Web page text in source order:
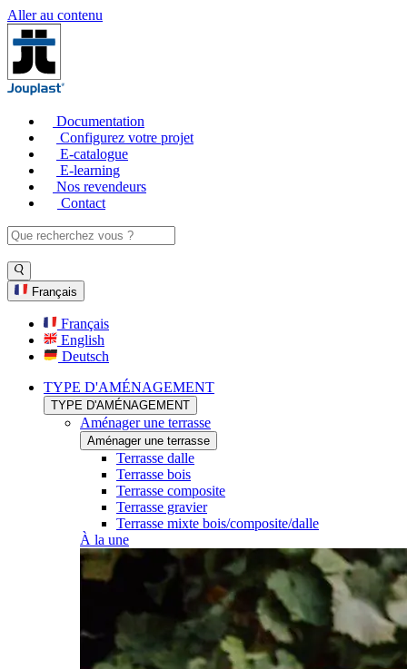
Aller au contenu
Documentation
Configurez votre projet
E-catalogue
E-learning
Nos revendeurs
Contact
Français
Français
English
Deutsch
TYPE D'AMÉNAGEMENT
TYPE D'AMÉNAGEMENT
Aménager une terrasse
Aménager une terrasse
Terrasse dalle
Terrasse bois
Terrasse composite
Terrasse gravier
Terrasse mixte bois/composite/dalle
À la une